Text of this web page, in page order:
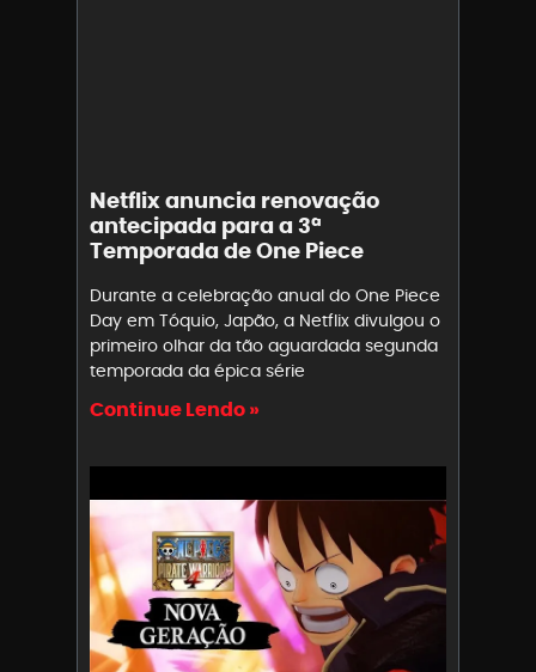
Netflix anuncia renovação
antecipada para a 3ª
Temporada de One Piece
Durante a celebração anual do One Piece
Day em Tóquio, Japão, a Netflix divulgou o
primeiro olhar da tão aguardada segunda
temporada da épica série
Continue Lendo »